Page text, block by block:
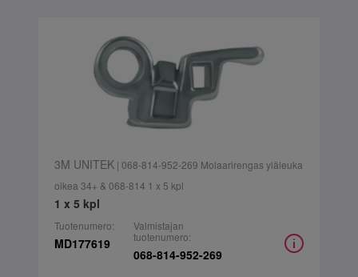
3M UNITEK| 068-814-952-269 Molaarirengas yläleuka
oikea 34+ & 068-814 1 x 5 kpl
1 x 5 kpl
Tuotenumero:
MD177619
Valmistajan
tuotenumero:
068-814-952-269